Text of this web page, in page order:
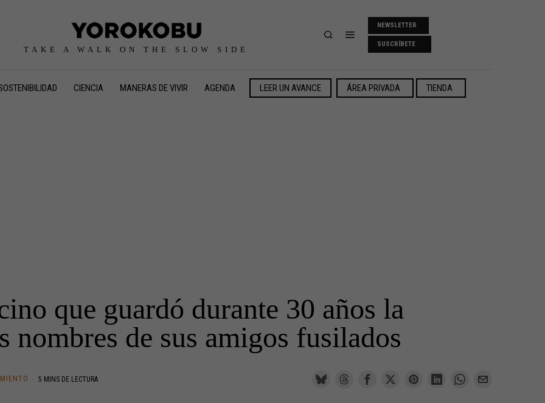
TAKE A WALK ON THE SLOW SIDE
NEWSLETTER
SUSCRÍBETE
CIENCIA MANERAS DE VIVIR AGENDA LEER UN AVANCE ÁREA PRIVADA TIENDA
que guardó durante 30 años la
nombres de sus amigos fusilados
5 MINS DE LECTURA